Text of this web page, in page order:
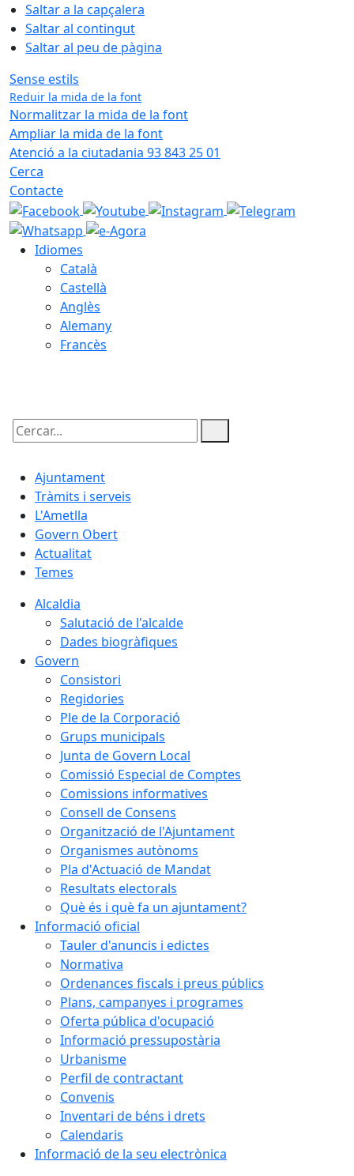
Saltar a la capçalera
Saltar al contingut
Saltar al peu de pàgina
Sense estils
Reduir la mida de la font
Normalitzar la mida de la font
Ampliar la mida de la font
Atenció a la ciutadania 93 843 25 01
Cerca
Contacte
Idiomes
Català
Castellà
Anglès
Alemany
Francès
Cercar:
Ajuntament
Tràmits i serveis
L'Ametlla
Govern Obert
Actualitat
Temes
Alcaldia
Salutació de l'alcalde
Dades biogràfiques
Govern
Consistori
Regidories
Ple de la Corporació
Grups municipals
Junta de Govern Local
Comissió Especial de Comptes
Comissions informatives
Consell de Consens
Organització de l'Ajuntament
Organismes autònoms
Pla d'Actuació de Mandat
Resultats electorals
Què és i què fa un ajuntament?
Informació oficial
Tauler d'anuncis i edictes
Normativa
Ordenances fiscals i preus públics
Plans, campanyes i programes
Oferta pública d'ocupació
Informació pressupostària
Urbanisme
Perfil de contractant
Convenis
Inventari de béns i drets
Calendaris
Informació de la seu electrònica